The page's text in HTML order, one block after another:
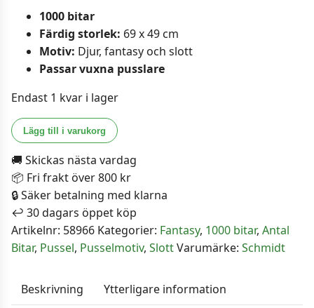
1000 bitar
Färdig storlek: 69 x 49 cm
Motiv: Djur, fantasy och slott
Passar vuxna pusslare
Endast 1 kvar i lager
Schmidt
Pussel
-
Förtrollat
Drakrike
1000
bitar
Lägg till i varukorg
🚚 Skickas nästa vardag
📦 Fri frakt över 800 kr
🔒 Säker betalning med klarna
↩️ 30 dagars öppet köp
Artikelnr: 58966 Kategorier: Fantasy, 1000 bitar, Antal
Bitar, Pussel, Pusselmotiv, SlottVarumärke: Schmidt
Beskrivning Ytterligare information